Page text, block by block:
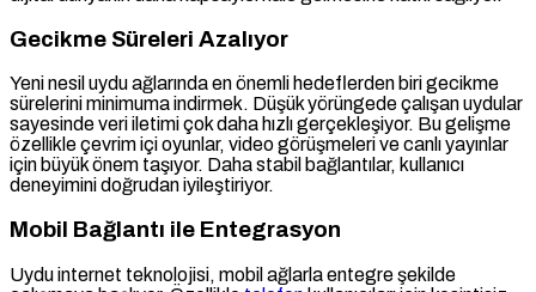
Gecikme Süreleri Azalıyor
Yeni nesil uydu ağlarında en önemli hedeflerden biri gecikme
sürelerini minimuma indirmek. Düşük yörüngede çalışan uydular
sayesinde veri iletimi çok daha hızlı gerçekleşiyor. Bu gelişme
özellikle çevrim içi oyunlar, video görüşmeleri ve canlı yayınlar
için büyük önem taşıyor. Daha stabil bağlantılar, kullanıcı
deneyimini doğrudan iyileştiriyor.
Mobil Bağlantı ile Entegrasyon
Uydu internet teknolojisi, mobil ağlarla entegre şekilde